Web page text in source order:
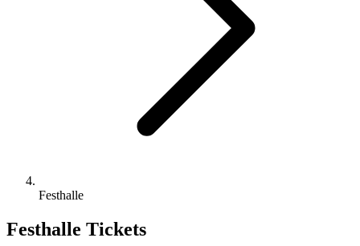
Festhalle
Festhalle Tickets